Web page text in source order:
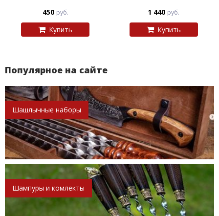
450 руб.
Купить
1 440 руб.
Купить
Популярное на сайте
Шашлычные наборы
Шампуры и комлекты